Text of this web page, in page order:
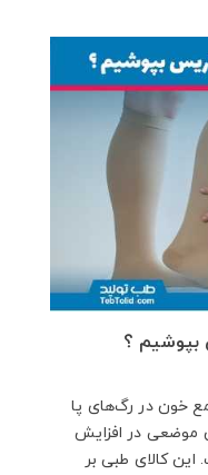
بپوشیم ؟
خون در رگ‌های پا
موضعی در افزایش
کالای طبی بر